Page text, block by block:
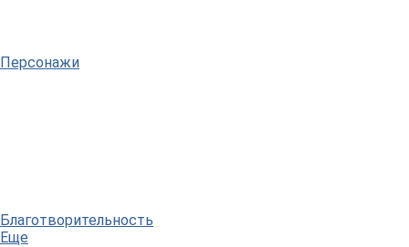
Персонажи
Благотворительность
Еще